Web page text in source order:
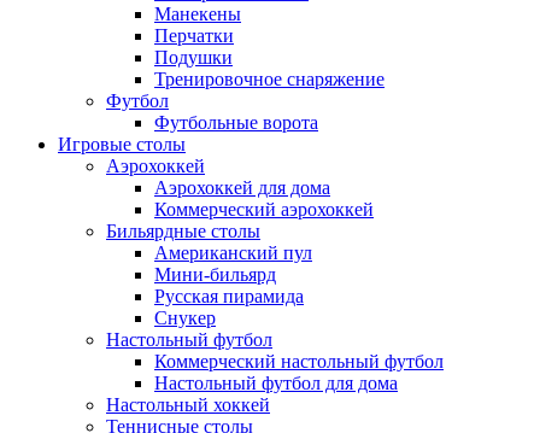
Манекены
Перчатки
Подушки
Тренировочное снаряжение
Футбол
Футбольные ворота
Игровые столы
Аэрохоккей
Аэрохоккей для дома
Коммерческий аэрохоккей
Бильярдные столы
Американский пул
Мини-бильярд
Русская пирамида
Снукер
Настольный футбол
Коммерческий настольный футбол
Настольный футбол для дома
Настольный хоккей
Теннисные столы